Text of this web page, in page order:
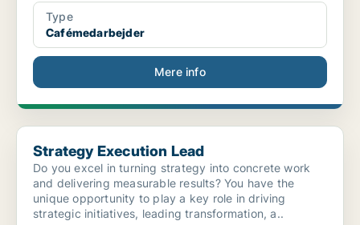
Type
Cafémedarbejder
Mere info
Strategy Execution Lead
Strategy Execution Lead
Do you excel in turning strategy into concrete work
and delivering measurable results? You have the
unique opportunity to play a key role in driving
strategic initiatives, leading transformation, a..